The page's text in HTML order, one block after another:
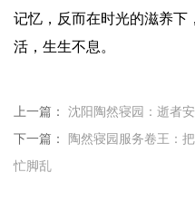
记忆，反而在时光的滋养下
活，生生不息。
上一篇： 沈阳陶然寝园：逝者
下一篇：
陶然寝园服务卷王：
忙脚乱